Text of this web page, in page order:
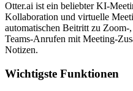
Otter.ai ist ein beliebter KI-
Kollaboration und virtuelle
automatischen Beitritt zu
Teams-Anrufen mit Meeting-
Notizen.
Wichtigste Funktionen